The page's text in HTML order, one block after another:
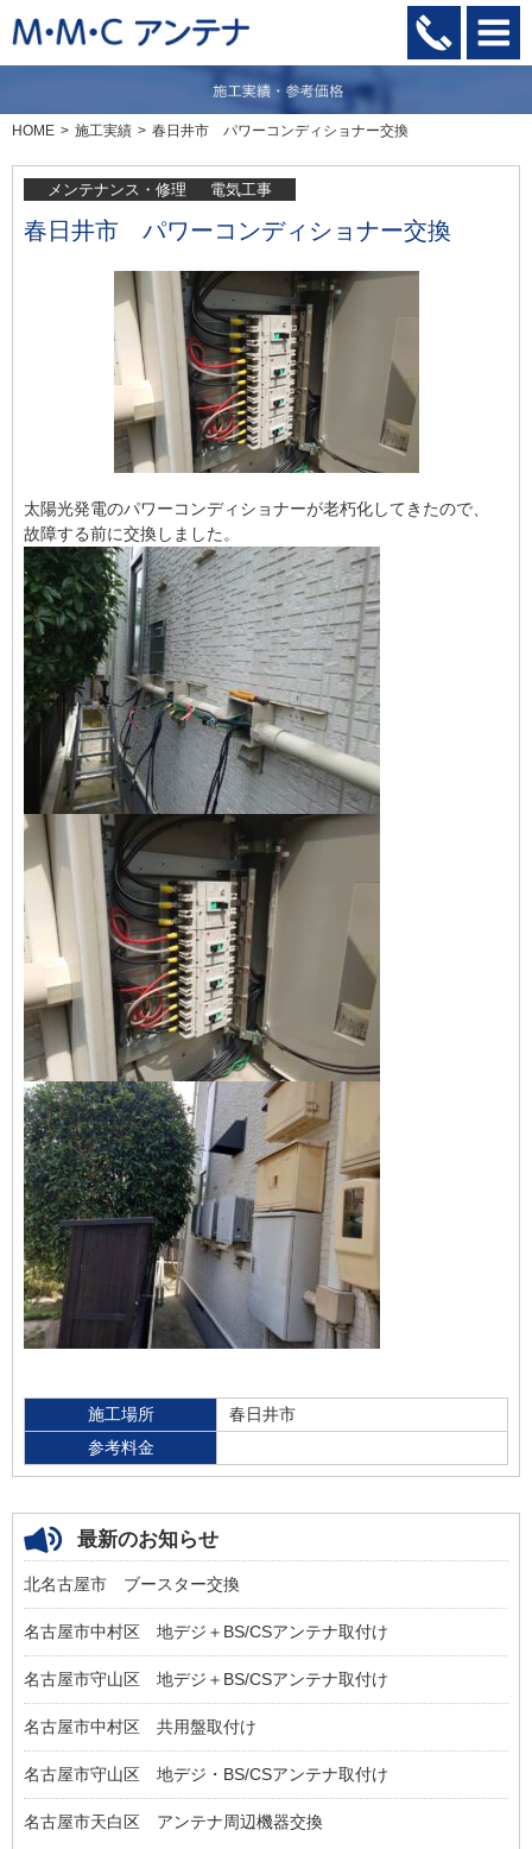
HOME 施工実績 春日井市 パワーコンディショナー交換
メンテナンス・修理 電気工事
春日井市 パワーコンディショナー交換
太陽光発電のパワーコンディショナーが老朽化してきたので、
故障する前に交換しました。
施工場所
春日井市
参考料金
最新のお知らせ
北名古屋市 ブースター交換
名古屋市中村区 地デジ＋BS/CSアンテナ取付け
名古屋市守山区 地デジ＋BS/CSアンテナ取付け
名古屋市中村区 共用盤取付け
名古屋市守山区 地デジ・BS/CSアンテナ取付け
名古屋市天白区 アンテナ周辺機器交換